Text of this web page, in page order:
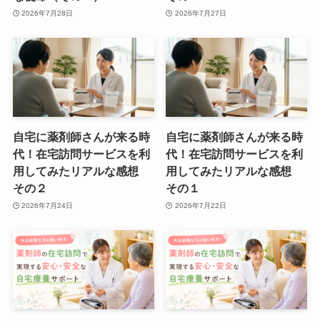
2026年7月28日 2026年7月27日
自宅に薬剤師さんが来る時
代！在宅訪問サービスを利
用してみたリアルな感想
その２
2026年7月24日
自宅に薬剤師さんが来る時
代！在宅訪問サービスを利
用してみたリアルな感想
その１
2026年7月22日